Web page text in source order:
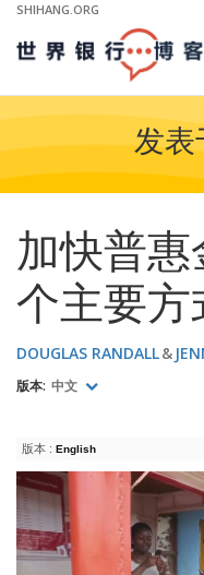
Skip
Main
Navigation
SHIHANG.ORG
发表
加快普
个主要方
DOUGLAS RANDALL
版本: 中文
版本 : English